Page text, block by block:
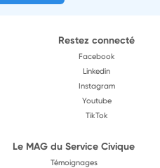
Restez connecté
Facebook
Linkedin
Instagram
Youtube
TikTok
Le MAG du Service Civique
Témoignages